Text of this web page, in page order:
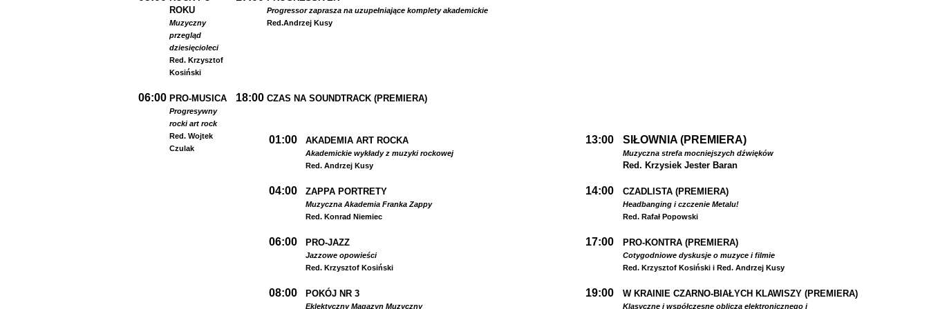
ROKU
Muzyczny
przegląd
dziesięcioleci
Red. Krzysztof
Kosiński
Progressor zaprasza na uzupełniające komplety akademickie
Red.Andrzej Kusy
06:00 PRO-MUSICA
Progresywny
rocki art rock
Red. Wojtek
Czulak
18:00 CZAS NA SOUNDTRACK (PREMIERA)
01:00 AKADEMIA ART ROCKA
Akademickie wykłady z muzyki rockowej
Red. Andrzej Kusy
13:00 SIŁOWNIA (PREMIERA)
Muzyczna strefa mocniejszych dźwięków
Red. Krzysiek Jester Baran
04:00 ZAPPA PORTRETY
Muzyczna Akademia Franka Zappy
Red. Konrad Niemiec
14:00 CZADLISTA (PREMIERA)
Headbanging i czczenie Metalu!
Red. Rafał Popowski
06:00 PRO-JAZZ
Jazzowe opowieści
Red. Krzysztof Kosiński
17:00 PRO-KONTRA (PREMIERA)
Cotygodniowe dyskusje o muzyce i filmie
Red. Krzysztof Kosiński i Red. Andrzej Kusy
08:00 POKÓJ NR 3
Eklektyczny Magazyn Muzyczny
19:00 W KRAINIE CZARNO-BIAŁYCH KLAWISZY (PREMIERA)
Klasyczne i współczesne oblicza elektronicznego i